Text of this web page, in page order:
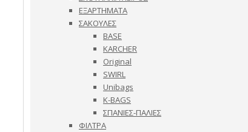
ΕΞΑΡΤΗΜΑΤΑ
ΣΑΚΟΥΛΕΣ
BASE
KARCHER
Original
SWIRL
Unibags
K-BAGS
ΣΠΑΝΙΕΣ-ΠΑΛΙΕΣ
ΦΙΛΤΡΑ